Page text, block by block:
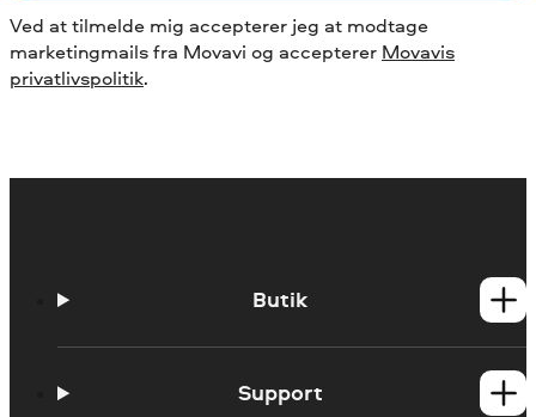
Ved at tilmelde mig accepterer jeg at modtage
marketingmails fra Movavi og accepterer Movavis
privatlivspolitik.
Butik
Mac-produkter
Support